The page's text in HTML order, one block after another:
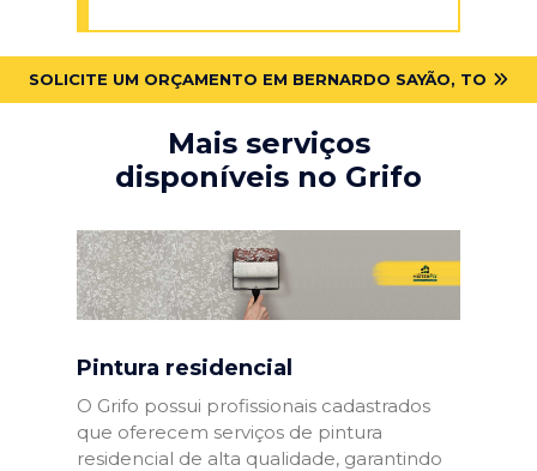
SOLICITE UM ORÇAMENTO EM BERNARDO SAYÃO, TO
Mais serviços
disponíveis no Grifo
Pintura residencial
O Grifo possui profissionais cadastrados
que oferecem serviços de pintura
residencial de alta qualidade, garantindo